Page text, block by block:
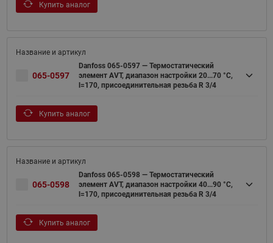
Купить аналог
065-0597
Danfoss 065-0597 — Термостатический
элемент AVT, диапазон настройки 20...70 °С,
l=170, присоединительная резьба R 3/4
Купить аналог
065-0598
Danfoss 065-0598 — Термостатический
элемент AVT, диапазон настройки 40...90 °С,
l=170, присоединительная резьба R 3/4
Купить аналог